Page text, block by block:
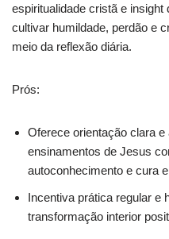
espiritualidade cristã e insight
cultivar humildade, perdão e
meio da reflexão diária.
Prós:
Oferece orientação clara
ensinamentos de Jesus
autoconhecimento e cura
Incentiva prática regular e
transformação interior